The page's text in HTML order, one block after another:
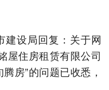
建设局回复：关于网
屋住房租赁有限公司
房”的问题已收悉，